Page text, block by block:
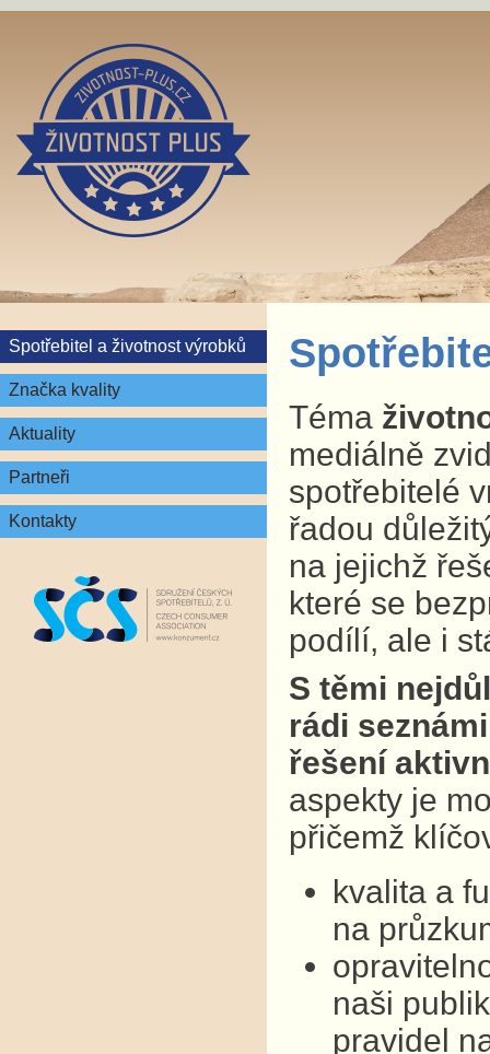
Spotřebitel a životnost výrobků
Značka kvality
Aktuality
Partneři
Kontakty
Téma
mediálně
spotřebitelé
řadou
na jejichž
které se
podílí, ale i
S těmi
rádi
řešení
aspekty je
přičemž
kvalita a
na
naši
pravidel